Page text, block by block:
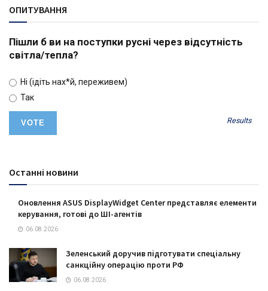
ОПИТУВАННЯ
Пішли б ви на поступки русні через відсутність
світла/тепла?
Ні (ідіть нах*й, переживем)
Так
Results
Останні новини
Оновлення ASUS DisplayWidget Center представляє елементи
керування, готові до ШІ-агентів
06.08.2026
Зеленський доручив підготувати спеціальну
санкційну операцію проти РФ
06.08.2026